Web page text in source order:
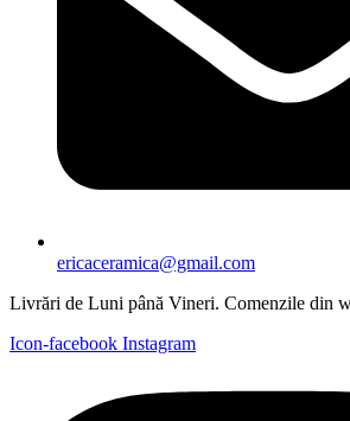
ericaceramica@gmail.com
Livrări de Luni până Vineri. Comenzile din
Icon-facebook Instagram